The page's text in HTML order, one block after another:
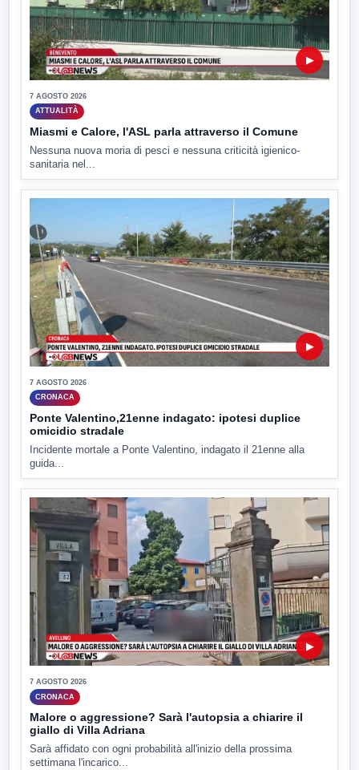
▶
7 AGOSTO 2026
ATTUALITÀ
Miasmi e Calore, l'ASL parla attraverso il Comune
Nessuna nuova moria di pesci e nessuna criticità igienico-
sanitaria nel...
▶
7 AGOSTO 2026
CRONACA
Ponte Valentino,21enne indagato: ipotesi duplice
omicidio stradale
Incidente mortale a Ponte Valentino, indagato il 21enne alla
guida...
▶
7 AGOSTO 2026
CRONACA
Malore o aggressione? Sarà l'autopsia a chiarire il
giallo di Villa Adriana
Sarà affidato con ogni probabilità all'inizio della prossima
settimana l'incarico...